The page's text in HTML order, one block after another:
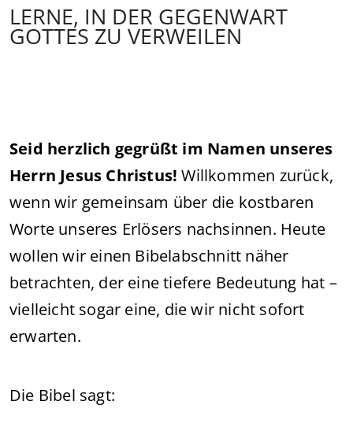
LERNE, IN DER GEGENWART
GOTTES ZU VERWEILEN
Seid herzlich gegrüßt im Namen unseres
Herrn Jesus Christus! Willkommen zurück,
wenn wir gemeinsam über die kostbaren
Worte unseres Erlösers nachsinnen. Heute
wollen wir einen Bibelabschnitt näher
betrachten, der eine tiefere Bedeutung hat –
vielleicht sogar eine, die wir nicht sofort
erwarten.
Die Bibel sagt: